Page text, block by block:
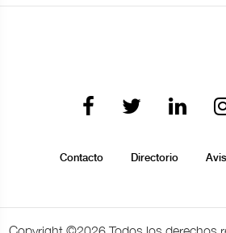
Contacto Directorio